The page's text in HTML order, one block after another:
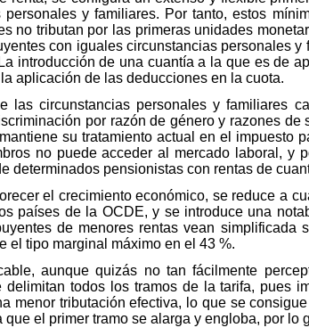
y familiares. Por tanto, estos
no tributan por las primeras unidades
con iguales circunstancias personales
introducción de una cuantía a la que es de
aplicación de las deducciones en la cuota.
las circunstancias personales y familiares
por razón de género y razones
su tratamiento actual en el impuesto
no puede acceder al mercado laboral, y
determinados pensionistas con rentas de
el crecimiento económico, se reduce a
países de la OCDE, y se introduce una
de menores rentas vean simplificada
el tipo marginal máximo en el 43 %.
aunque quizás no tan fácilmente
delimitan todos los tramos de la tarifa, pues
menor tributación efectiva, lo que se
que el primer tramo se alarga y engloba, por lo